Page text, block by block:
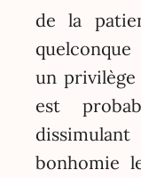
de la
un
est
bonhomie